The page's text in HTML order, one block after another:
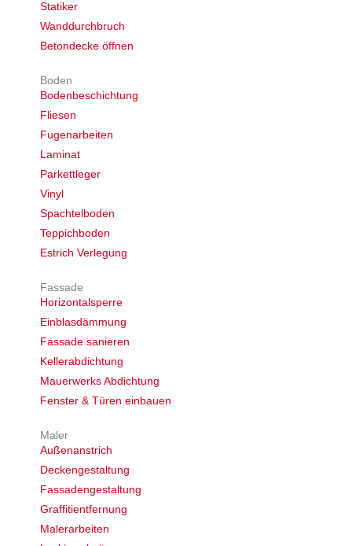
Statiker
Wanddurchbruch
Betondecke öffnen
Boden
Bodenbeschichtung
Fliesen
Fugenarbeiten
Laminat
Parkettleger
Vinyl
Spachtelboden
Teppichboden
Estrich Verlegung
Fassade
Horizontalsperre
Einblasdämmung
Fassade sanieren
Kellerabdichtung
Mauerwerks Abdichtung
Fenster & Türen einbauen
Maler
Außenanstrich
Deckengestaltung
Fassadengestaltung
Graffitientfernung
Malerarbeiten